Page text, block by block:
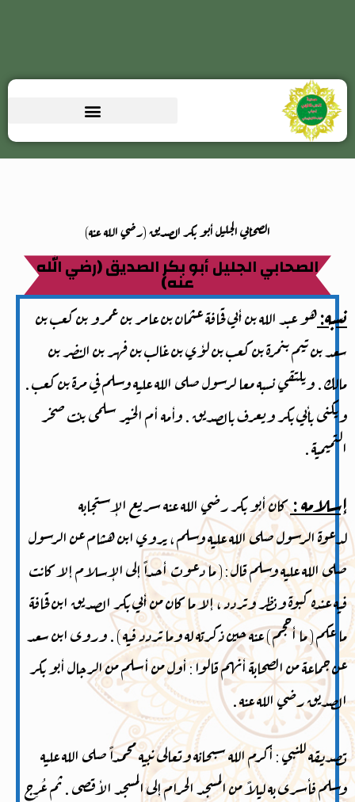
الصحابي الجليل أبو بكر الصديق (رضي الله عنه)
الصحابي الجليل أبو بكر الصديق (رضي الله
عنه)
نسبه:هو عبد الله بن أبي قحافة عثمان بن عامر بن عمرو بن كعب بن
سعد بن تيم بنمرة بن كعب بن لؤي بن غالب بن فهر بن النضر بن
مالك . ويلتقي نسبه معا لرسول صلى الله عليه وسلم في مرة بن كعب .
ويكنى بأبي بكر ويعرف بالصديق . وأمه أم الخير سلمى بنت صخر
التميمية .
إسلامه :كان أبو بكر رضي الله عنه سريع الإستجابه
لدعوة الرسول صلى الله عليه وسلم ، يروي ابن هشام عن الرسول
صلى الله عليه وسلم قال : ( ما دعوت أحداً إلى الإسلام إلا كانت
فيه عنده كبوة ونظر وتردد ، إلا ما كان من أبي بكر الصديق ابن قحافة
ما عكم ( ما أحجم ) عنه حين ذكرته له وما تردد فيه ) . وروى ابن سعد
عن جماعة من الصحابة أنهم قالوا : أول من أسلم من الرجال أبو بكر
الصديق رضي الله عنه .
تصديقه للنبي : أكرم الله سبحانه وتعالى نبيه محمداً صلى الله عليه
وسلم فأسرى به ليلاً من المسجد الحرام إلى المسجد الأقصى . ثم عُرِج